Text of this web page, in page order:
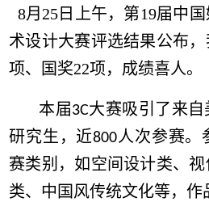
8月25日上午，第19届中
术设计大赛评选结果公布
项、国奖22项，成绩喜人。
本届3C大赛吸引了来自
研究生，近800人次参赛。
赛类别，如空间设计类、
类、中国风传统文化等，作